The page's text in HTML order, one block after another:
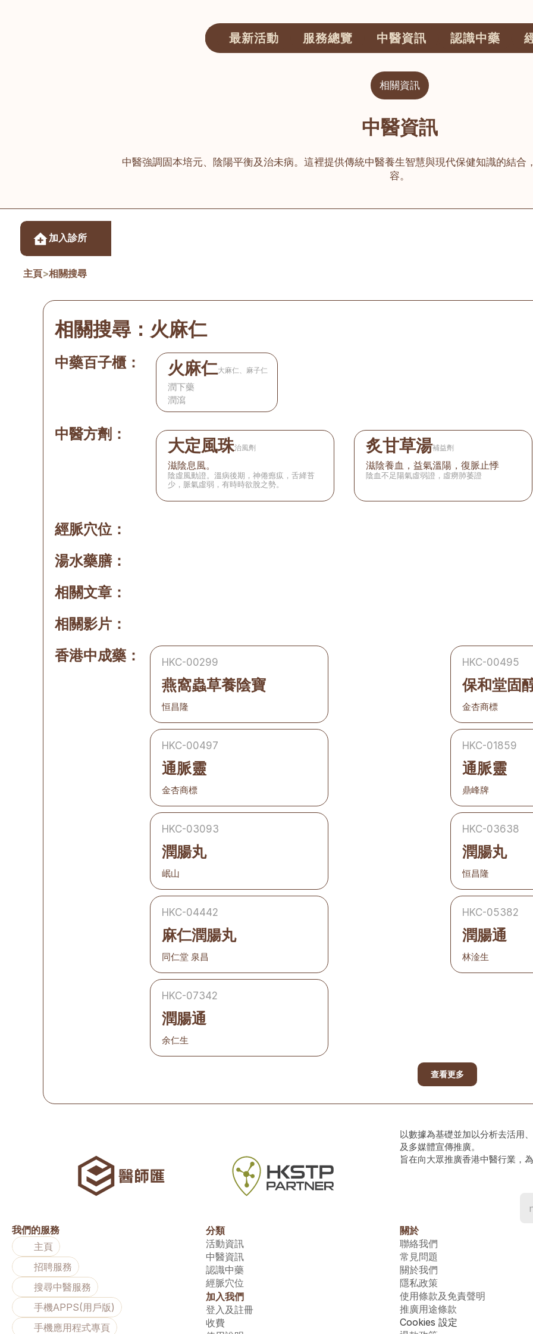
最新活動 服務總覽 中醫資訊 認識中藥
相關資訊
中醫資訊
中醫強調固本培元、陰陽平衡及治未病。這裡提供傳統中醫養生智慧與現代保健知識的結合
容。
加入診所
主頁>相關搜尋
相關搜尋： 火麻仁
中藥百子櫃： 火麻仁大麻仁、麻子仁
潤下藥
潤瀉
中醫方劑：
大定風珠治風劑
滋陰息風。
陰虛風動證。溫病後期，神倦瘛疭，舌絳苔
少，脈氣虛弱，有時時欲脫之勢。
炙甘草湯補益劑
滋陰養血，益氣溫陽，復脈止悸
陰血不足陽氣虛弱證，虛癆肺萎證
經脈穴位：
湯水藥膳：
相關文章：
相關影片：
香港中成藥：
HKC-00299
燕窩蟲草養陰寶
恒昌隆
HKC-00495
保和堂固
金杏商標
HKC-00497
通脈靈
金杏商標
HKC-01859
通脈靈
鼎峰牌
HKC-03093
潤腸丸
岷山
HKC-03638
潤腸丸
恒昌隆
HKC-04442
麻仁潤腸丸
同仁堂 泉昌
HKC-05382
潤腸通
林淦生
HKC-07342
潤腸通
余仁生
查看更多
以數據為基礎並加以分析去活用
及多媒體宣傳推廣。
旨在向大眾推廣香港中醫行業，
我們的服務
主頁
招聘服務
搜尋中醫服務
手機APPS(用戶版)
手機應用程式專頁
分類
活動資訊
中醫資訊
認識中藥
經脈穴位
加入我們
登入及註冊
收費
關於
聯絡我們
常見問題
關於我們
隱私政策
使用條款及免責聲明
推廣用途條款
Cookies 設定